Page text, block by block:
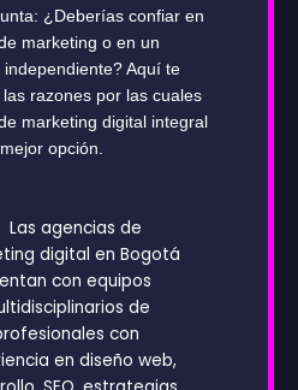
¿Deberías confiar en
marketing o en un
Aquí te
razones por las cuales
marketing digital integral
opción.